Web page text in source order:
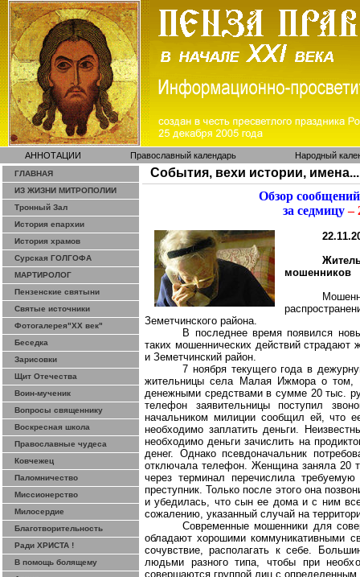
АННОТАЦИИ Православный календарь Народный
ГЛАВНАЯ
ИЗ ЖИЗНИ МИТРОПОЛИИ
Тронный Зал
История епархии
История храмов
Сурская ГОЛГОФА
МАРТИРОЛОГ
Пензенские святыни
Святые источники
Фотогалерея"ХХ век"
Беседка
Зарисовки
Щит Отечества
Воин-мученик
Вопросы священнику
Воскресная школа
Православные чудеса
Ковчежец
Паломничество
Миссионерство
Милосердие
Благотворительность
Ради ХРИСТА !
В помощь болящему
События, вехи истории, имена...
Обзор
за седмицу–
мошенников
Земетчинского района.
В последнее время появился
таких мошеннических действий
и Земетчинский район.
7 ноября текущего года в
жительницы села Малая Ижмора о том,
денежными средствами в сумме 20 тыс.
телефон заявительницы поступил
начальником милиции сообщил ей, что
необходимо заплатить деньги.
необходимо деньги зачислить на
денег. Однако псевдоначальник
отключала телефон. Женщина заняла 20
через терминал перечислила
преступник. Только после этого она
и убедилась, что сын ее дома и с ним
сожалению, указанный случай на
Современные мошенники для
обладают хорошими коммуникативными
сочувствие, располагать к себе.
людьми разного типа, чтобы при
совершаются группой лиц с